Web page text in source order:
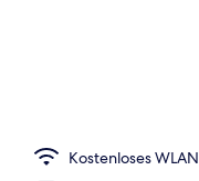
Kostenloses WLAN